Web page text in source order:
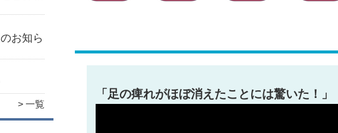
お知ら
一覧
「足の痺れがほぼ消えたことには驚いた！」